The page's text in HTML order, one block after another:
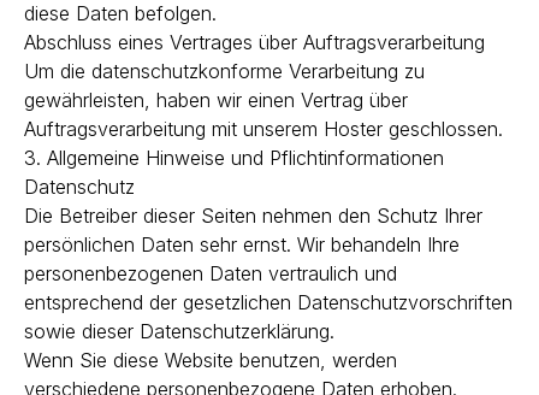
diese Daten befolgen.
Abschluss eines Vertrages über Auftragsverarbeitung
Um die datenschutzkonforme Verarbeitung zu
gewährleisten, haben wir einen Vertrag über
Auftragsverarbeitung mit unserem Hoster geschlossen.
3. Allgemeine Hinweise und Pflichtinformationen
Datenschutz
Die Betreiber dieser Seiten nehmen den Schutz Ihrer
persönlichen Daten sehr ernst. Wir behandeln Ihre
personenbezogenen Daten vertraulich und
entsprechend der gesetzlichen Datenschutzvorschriften
sowie dieser Datenschutzerklärung.
Wenn Sie diese Website benutzen, werden
verschiedene personenbezogene Daten erhoben.